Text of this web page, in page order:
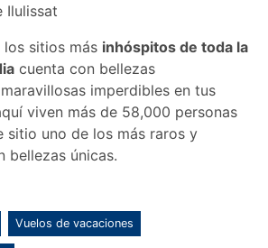
Ilulissat
los sitios más inhóspitos de toda la
cuenta con bellezas
imperdibles en tus
viven más de 58,000 personas
sitio uno de los más raros y
bellezas únicas.
Vuelos de vacaciones